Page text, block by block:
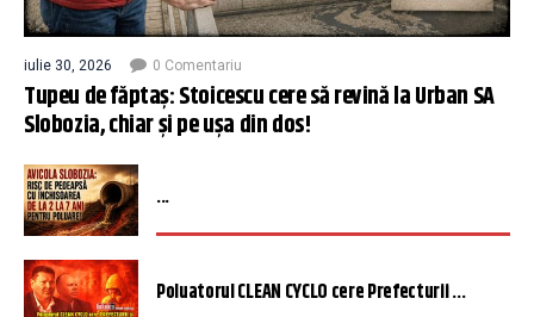
iulie 30, 2026 0 Comentariu
Tupeu de făptaș: Stoicescu cere să revină la Urban SA
Slobozia, chiar și pe ușa din dos!
...
Poluatorul CLEAN CYCLO cere Prefecturii ...